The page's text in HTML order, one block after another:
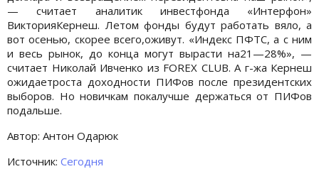
— считает аналитик инвестфонда «Интерфон»
ВикторияКернеш. Летом фонды будут работать вяло, а
вот осенью, скорее всего,оживут. «Индекс ПФТС, а с ним
и весь рынок, до конца могут вырасти на21—28%», —
считает Николай Ивченко из FOREX CLUB. А г-жа Кернеш
ожидаетроста доходности ПИФов после президентских
выборов. Но новичкам покалучше держаться от ПИФов
подальше.
Автор: Антон Одарюк
Источник: Сегодня